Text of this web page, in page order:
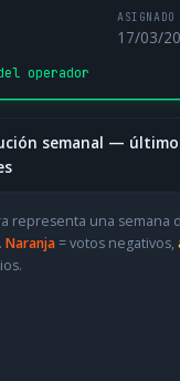
ASIGNADO
17/03/
operador
semanal —
representa una semana
Naranja= votos negativos,